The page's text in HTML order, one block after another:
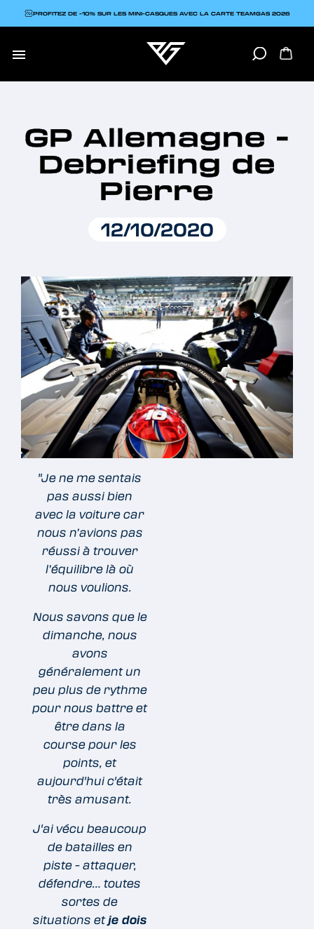

PROFITEZ DE -10% SUR LES MINI-CASQUES AVEC LA CARTE TEAMGAS 2026
GP Allemagne -
Debriefing de
Pierre
12/10/2020
"Je ne me sentais
pas aussi bien
avec la voiture car
nous n’avions pas
réussi à trouver
l’équilibre là où
nous voulions.
Nous savons que le
dimanche, nous
avons
généralement un
peu plus de rythme
pour nous battre et
être dans la
course pour les
points, et
aujourd'hui c'était
très amusant.
J'ai vécu beaucoup
de batailles en
piste - attaquer,
défendre… toutes
sortes de
situations etje dois